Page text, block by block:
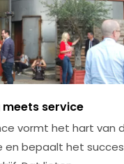
service
vormt het hart van
bepaalt het